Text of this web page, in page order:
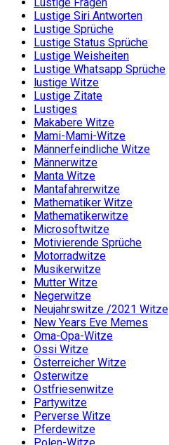
Lustige Siri Antworten
Lustige Sprüche
Lustige Status Sprüche
Lustige Weisheiten
Lustige Whatsapp Sprüche
lustige Witze
Lustige Zitate
Lustiges
Makabere Witze
Mami-Mami-Witze
Männerfeindliche Witze
Männerwitze
Manta Witze
Mantafahrerwitze
Mathematiker Witze
Mathematikerwitze
Microsoftwitze
Motivierende Sprüche
Motorradwitze
Musikerwitze
Mutter Witze
Negerwitze
Neujahrswitze /2021 Witze
New Years Eve Memes
Oma-Opa-Witze
Ossi Witze
Österreicher Witze
Osterwitze
Ostfriesenwitze
Partywitze
Perverse Witze
Pferdewitze